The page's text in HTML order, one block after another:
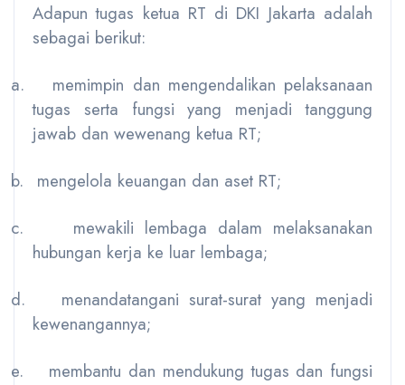
Adapun tugas ketua RT di DKI Jakarta adalah
sebagai berikut:
a.
memimpin dan mengendalikan pelaksanaan
tugas serta fungsi yang menjadi tanggung
jawab dan wewenang ketua RT;
b.
mengelola keuangan dan aset RT;
c.
mewakili lembaga dalam melaksanakan
hubungan kerja ke luar lembaga;
d.
menandatangani surat-surat yang menjadi
kewenangannya;
e.
membantu dan mendukung tugas dan fungsi